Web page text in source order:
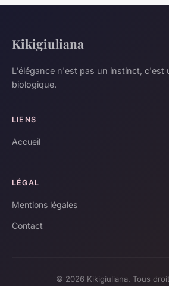
Kikigiuliana
L'élégance n'est pas un instinct, c'est
biologique.
LIENS
Accueil
LÉGAL
Mentions légales
Contact
© 2026 Kikigiuliana. Tous